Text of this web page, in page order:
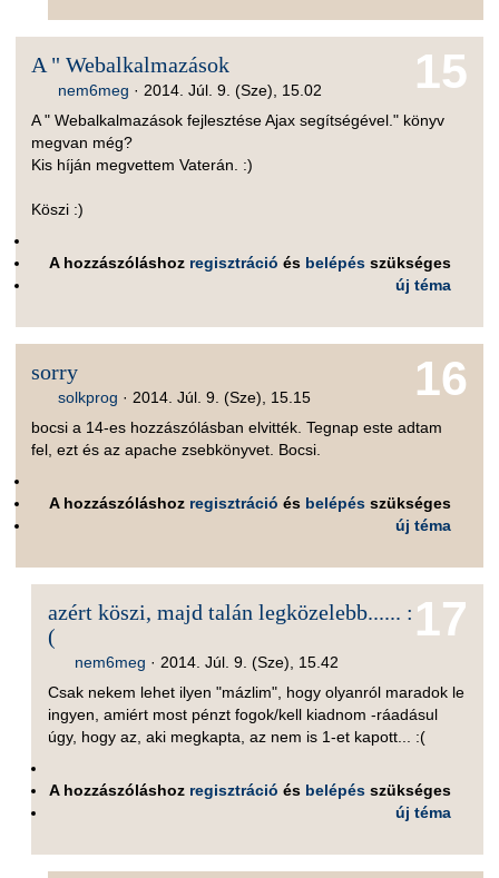
15
A " Webalkalmazások
nem6meg ·2014. Júl. 9. (Sze), 15.02
A " Webalkalmazások fejlesztése Ajax segítségével." könyv
megvan még?
Kis híján megvettem Vaterán. :)
Köszi :)
A hozzászóláshoz regisztráció és belépés szükséges
új téma
16
sorry
solkprog ·2014. Júl. 9. (Sze), 15.15
bocsi a 14-es hozzászólásban elvitték. Tegnap este adtam
fel, ezt és az apache zsebkönyvet. Bocsi.
A hozzászóláshoz regisztráció és belépés szükséges
új téma
17
azért köszi, majd talán legközelebb...... :
(
nem6meg · 2014. Júl. 9. (Sze), 15.42
Csak nekem lehet ilyen "mázlim", hogy olyanról maradok le
ingyen, amiért most pénzt fogok/kell kiadnom -ráadásul
úgy, hogy az, aki megkapta, az nem is 1-et kapott... :(
A hozzászóláshoz regisztráció és belépés szükséges
új téma